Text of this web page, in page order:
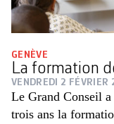
GENÈVE
La formation
VENDREDI 2 FÉVRIER
Le Grand Conseil a
trois ans la